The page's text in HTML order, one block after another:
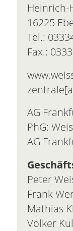
Heinrich-
16225
Tel.:
Fax.:
AG
PhG:
AG
Peter
Frank
Mathias
Volker